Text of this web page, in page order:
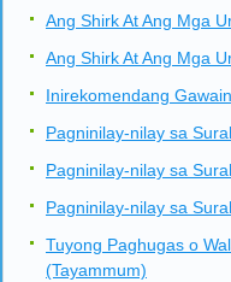
Ang Shirk At Ang Mga
Ang Shirk At Ang Mga
Inirekomendang
Pagninilay-nilay sa
Pagninilay-nilay sa
Pagninilay-nilay sa
Tuyong Paghugas o
(Tayammum)